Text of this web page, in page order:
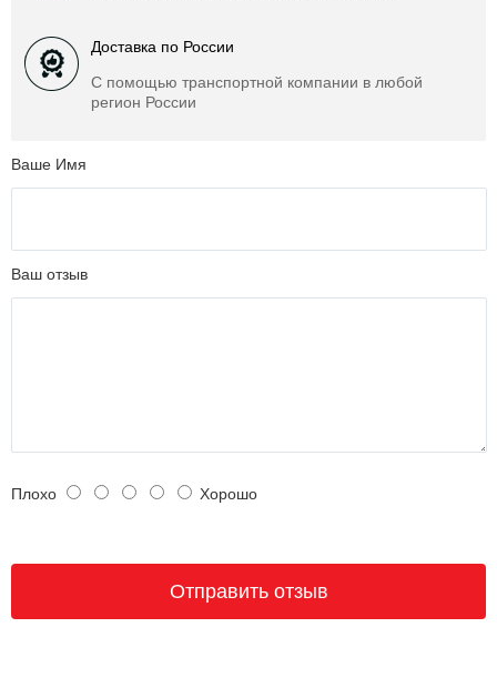
Доставка по России
С помощью транспортной компании в любой
регион России
Ваше Имя
Ваш отзыв
Плохо Хорошо